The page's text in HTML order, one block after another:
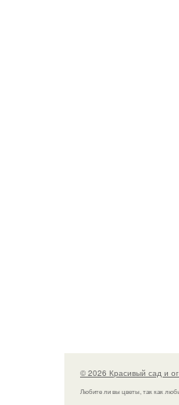
© 2026 Красивый сад и
Любите ли вы цветы, так как